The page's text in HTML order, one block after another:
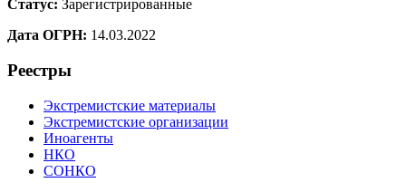
Статус: Зарегистрированные
Дата ОГРН: 14.03.2022
Реестры
Экстремистские материалы
Экстремистские организации
Иноагенты
НКО
СОНКО